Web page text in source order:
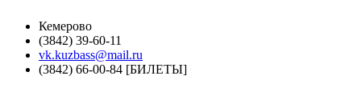
Кемерово
(3842) 39-60-11
vk.kuzbass@mail.ru
(3842) 66-00-84 [БИЛЕТЫ]